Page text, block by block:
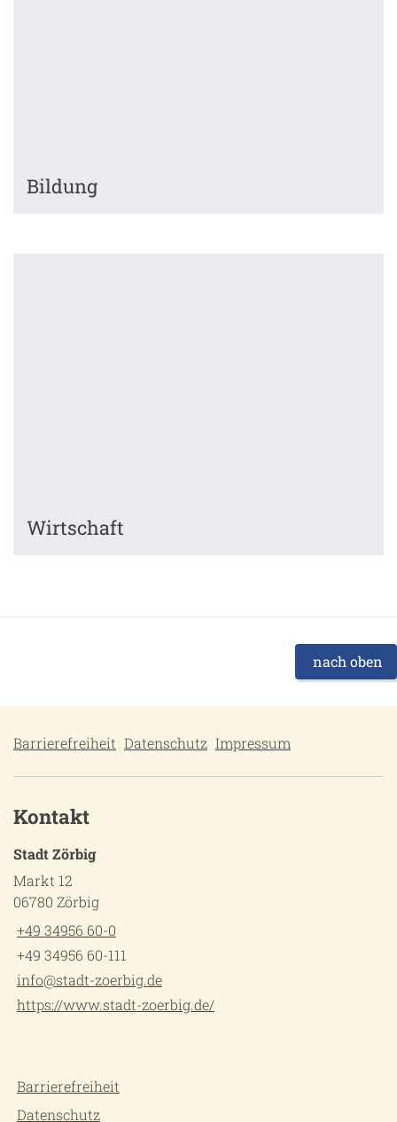
Bildung
Wirtschaft
nach oben
Barrierefreiheit Datenschutz Impressum
Kontakt
Stadt Zörbig
Markt 12
06780 Zörbig
+49 34956 60-0
+49 34956 60-111
info@stadt-zoerbig.de
https://www.stadt-zoerbig.de/
Barrierefreiheit
Datenschutz